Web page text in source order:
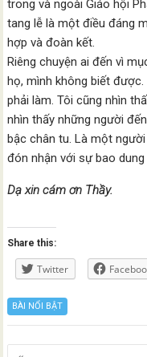
trong và ngoài Giáo hội
tang lễ là một điều đáng
hợp và đoàn kết.
Riêng chuyện ai đến vì
họ, mình không biết
phải làm. Tôi cũng nhìn
nhìn thấy những người
bậc chân tu. Là một
đón nhận với sự bao
Dạ xin cám ơn Thầy.
Share this:
Twitter
BÀI NỔI BẬT